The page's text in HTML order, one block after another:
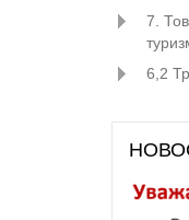
7.
6,2